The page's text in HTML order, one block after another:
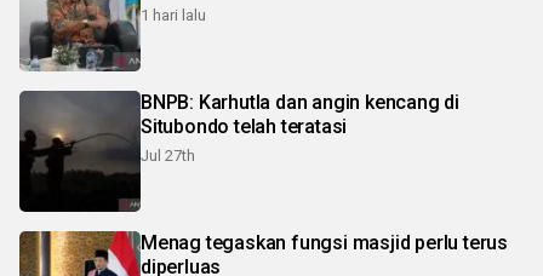
1 hari lalu
BNPB: Karhutla dan angin kencang di
Situbondo telah teratasi
Jul 27th
Menag tegaskan fungsi masjid perlu terus
diperluas